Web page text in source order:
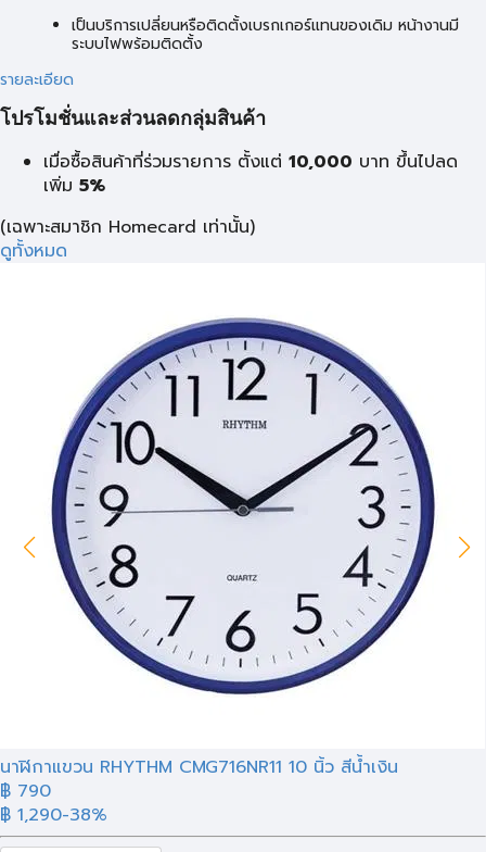
เป็นบริการเปลี่ยนหรือติดตั้งเบรกเกอร์แทนของเดิม หน้างานมี
ระบบไฟพร้อมติดตั้ง
รายละเอียด
โปรโมชั่นและส่วนลดกลุ่มสินค้า
เมื่อซื้อสินค้าที่ร่วมรายการ ตั้งแต่ 10,000 บาท ขึ้นไปลด
เพิ่ม 5%
(เฉพาะสมาชิก Homecard เท่านั้น)
ดูทั้งหมด
นาฬิกาแขวน RHYTHM CMG716NR11 10 นิ้ว สีน้ำเงิน
฿ 790
฿ 1,290-38%